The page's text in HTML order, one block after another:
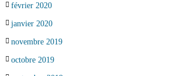
février 2020
janvier 2020
novembre 2019
octobre 2019